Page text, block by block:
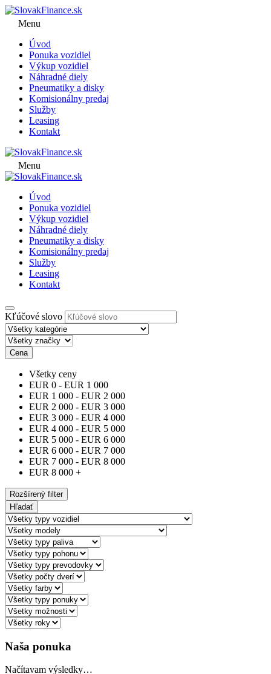
Menu
Úvod
Ponuka vozidiel
Výkup vozidiel
Náhradné diely
Pneumatiky a disky
Komisionálny predaj
Služby
Leasing
Kontakt
Menu
Úvod
Ponuka vozidiel
Výkup vozidiel
Náhradné diely
Pneumatiky a disky
Komisionálny predaj
Služby
Leasing
Kontakt
Kľúčové slovo
Cena
Všetky ceny
EUR 0 - EUR 1 000
EUR 1 000 - EUR 2 000
EUR 2 000 - EUR 3 000
EUR 3 000 - EUR 4 000
EUR 4 000 - EUR 5 000
EUR 5 000 - EUR 6 000
EUR 6 000 - EUR 7 000
EUR 7 000 - EUR 8 000
EUR 8 000 +
Rozšírený filter
Hľadať
Naša ponuka
Načítavam výsledky…